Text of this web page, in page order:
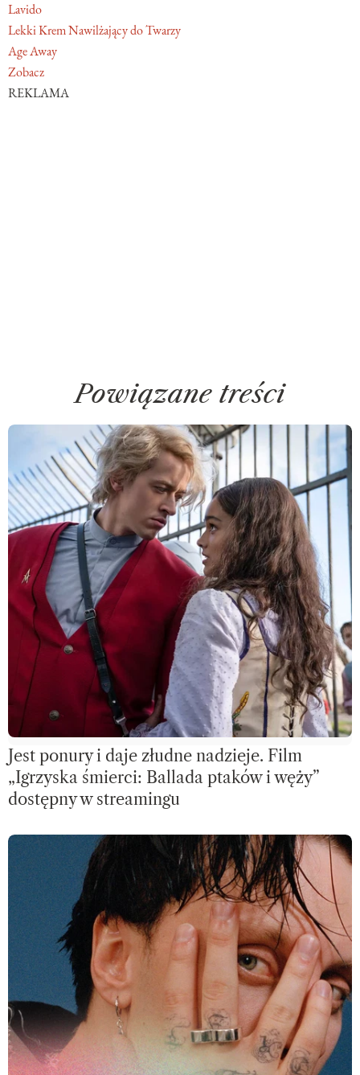
Lavido
Lekki Krem Nawilżający do Twarzy
Age Away
Zobacz
REKLAMA
Powiązane treści
Jest ponury i daje złudne nadzieje. Film
„Igrzyska śmierci: Ballada ptaków i węży”
dostępny w streamingu